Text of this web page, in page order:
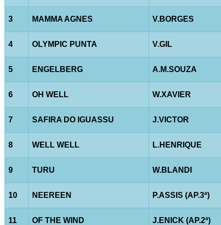
3 MAMMA AGNES V.BORGES
4 OLYMPIC PUNTA V.GIL
5 ENGELBERG A.M.SOUZA
6 OH WELL W.XAVIER
7 SAFIRA DO IGUASSU J.VICTOR
8 WELL WELL L.HENRIQUE
9 TURU W.BLANDI
10 NEEREEN P.ASSIS (AP.3ª)
11 OF THE WIND J.ENICK (AP.2ª)